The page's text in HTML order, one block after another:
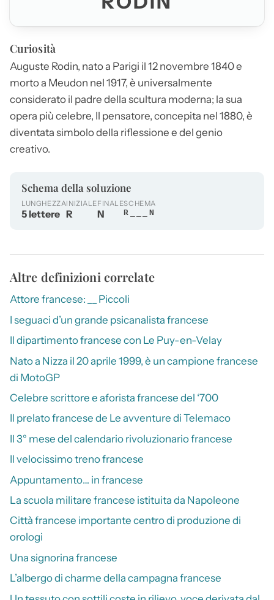
Curiosità
Auguste Rodin, nato a Parigi il 12 novembre 1840 e
morto a Meudon nel 1917, è universalmente
considerato il padre della scultura moderna; la sua
opera più celebre, Il pensatore, concepita nel 1880, è
diventata simbolo della riflessione e del genio
creativo.
Schema della soluzione
LUNGHEZZA
5 lettere
INIZIALE
R
FINALE
N
SCHEMA
R___N
Altre definizioni correlate
Attore francese: __ Piccoli
I seguaci d’un grande psicanalista francese
Il dipartimento francese con Le Puy-en-Velay
Nato a Nizza il 20 aprile 1999, è un campione francese
di MotoGP
Celebre scrittore e aforista francese del ‘700
Il prelato francese de Le avventure di Telemaco
Il 3° mese del calendario rivoluzionario francese
Il velocissimo treno francese
Appuntamento… in francese
La scuola militare francese istituita da Napoleone
Città francese importante centro di produzione di
orologi
Una signorina francese
L’albergo di charme della campagna francese